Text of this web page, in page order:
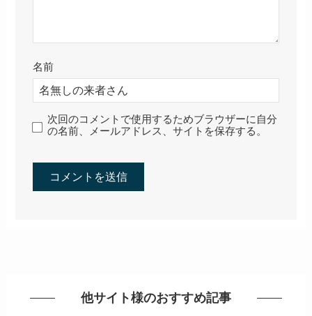
名前
次回のコメントで使用するためブラウザーに自分
の名前、メールアドレス、サイトを保存する。
他サイト様のおすすめ記事